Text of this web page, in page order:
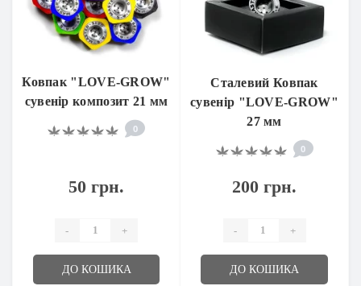
Ковпак "LOVE-GROW"
сувенір композит 21 мм
0
50 грн.
- +
ДО КОШИКА
Сталевий Ковпак
сувенір "LOVE-GROW"
27 мм
0
200 грн.
- +
ДО КОШИКА